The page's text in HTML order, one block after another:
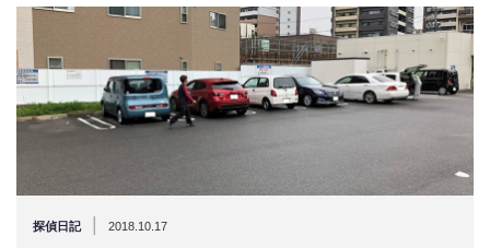
探偵日記 2018.10.17